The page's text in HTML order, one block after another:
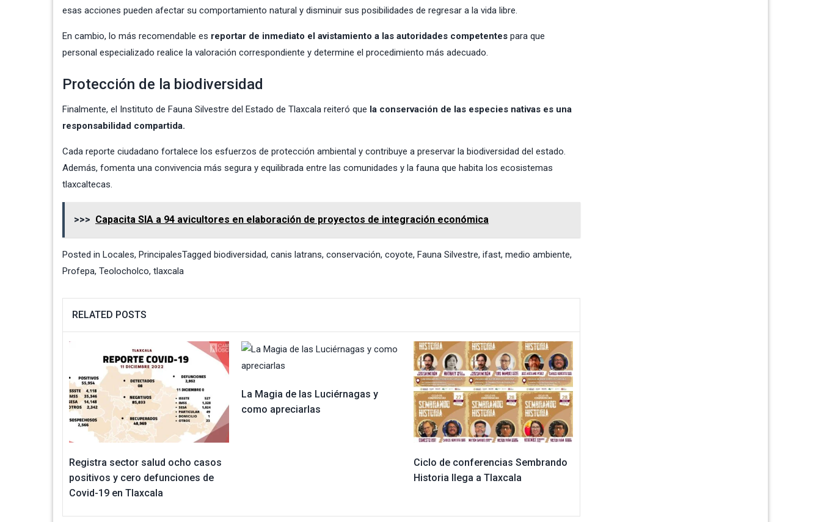
esas acciones pueden afectar su comportamiento natural y disminuir sus posibilidades de regresar a la vida libre.
En cambio, lo más recomendable es reportar de inmediato el avistamiento a las autoridades competentes para que
personal especializado realice la valoración correspondiente y determine el procedimiento más adecuado.
Protección de la biodiversidad
Finalmente, el Instituto de Fauna Silvestre del Estado de Tlaxcala reiteró que la conservación de las especies nativas es una
responsabilidad compartida.
Cada reporte ciudadano fortalece los esfuerzos de protección ambiental y contribuye a preservar la biodiversidad del estado.
Además, fomenta una convivencia más segura y equilibrada entre las comunidades y la fauna que habita los ecosistemas
tlaxcaltecas.
>>> Capacita SIA a 94 avicultores en elaboración de proyectos de integración económica
Posted in Locales, PrincipalesTagged biodiversidad, canis latrans, conservación, coyote, Fauna Silvestre, ifast, medio ambiente,
Profepa, Teolocholco, tlaxcala
RELATED POSTS
Registra sector salud ocho casos
positivos y cero defunciones de
Covid-19 en Tlaxcala
La Magia de las Luciérnagas y
como apreciarlas
Ciclo de conferencias Sembrando
Historia llega a Tlaxcala